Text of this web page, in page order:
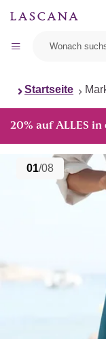
Startseite
20% auf ALLES in
01/08